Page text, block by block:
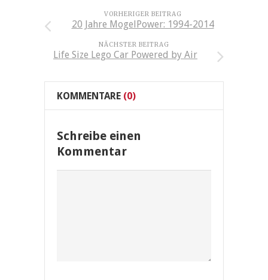
VORHERIGER BEITRAG
20 Jahre MogelPower: 1994-2014
NÄCHSTER BEITRAG
Life Size Lego Car Powered by Air
KOMMENTARE (0)
Schreibe einen
Kommentar